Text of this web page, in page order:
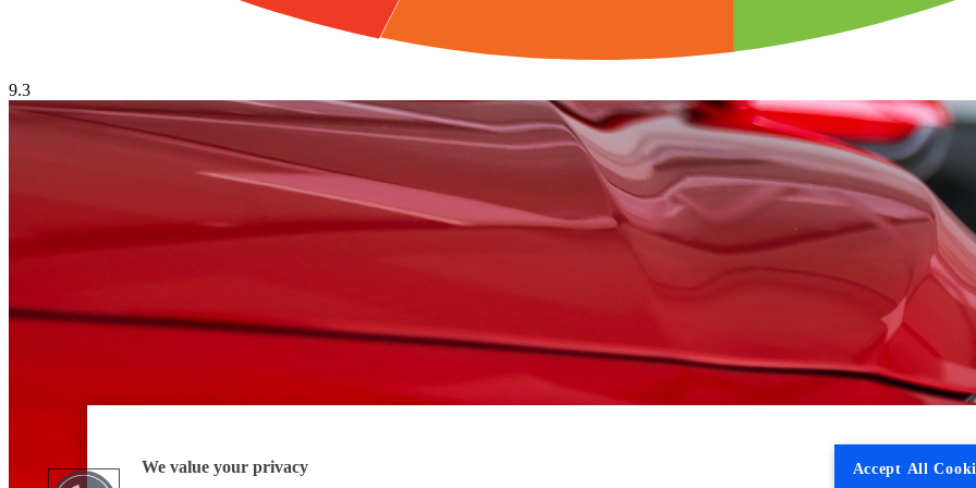
9.3
We value your privacy Accept All